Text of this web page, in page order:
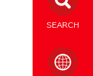
SEARCH